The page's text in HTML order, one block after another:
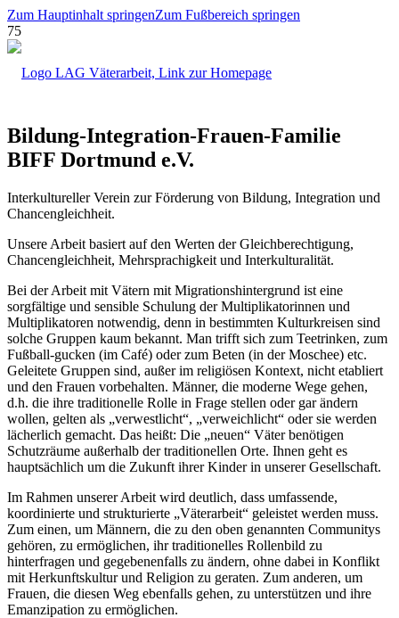
Zum Hauptinhalt springenZum Fußbereich springen
Bildung-Integration-Frauen-Familie
BIFF Dortmund e.V.
Interkultureller Verein zur Förde­rung von Bildung, Integration und
Chancengleichheit.
Unsere Arbeit basiert auf den Werten der Gleichberechtigung,
Chancen­gleichheit, Mehrsprachig­keit und Interkulturalität.
Bei der Arbeit mit Vätern mit Migrations­hintergrund ist eine
sorgfältige und sensible Schulung der Multiplikatorinnen und
Multiplikatoren notwendig, denn in bestimmten Kultur­kreisen sind
solche Gruppen kaum bekannt. Man trifft sich zum Teetrinken, zum
Fußball-gucken (im Café) oder zum Beten (in der Moschee) etc.
Geleitete Gruppen sind, außer im religiösen Kontext, nicht etabliert
und den Frauen vorbehalten. Männer, die moderne Wege gehen,
d.h. die ihre traditionelle Rolle in Frage stellen oder gar ändern
wollen, gelten als „verwestlicht“, „verweichlicht“ oder sie werden
lächerlich gemacht. Das heißt: Die „neuen“ Väter benötigen
Schutzräume außerhalb der traditionellen Orte. Ihnen geht es
hauptsächlich um die Zukunft ihrer Kinder in unserer Gesellschaft.
Im Rahmen unserer Arbeit wird deutlich, dass umfassende,
koordinierte und strukturierte „Väterarbeit“ geleistet werden muss.
Zum einen, um Männern, die zu den oben genannten Communitys
gehören, zu ermöglichen, ihr traditionelles Rollenbild zu
hinterfragen und gegebe­nen­falls zu ändern, ohne dabei in Konflikt
mit Herkunftskultur und Religion zu geraten. Zum anderen, um
Frauen, die diesen Weg ebenfalls gehen, zu unterstützen und ihre
Emanzipation zu ermöglichen.